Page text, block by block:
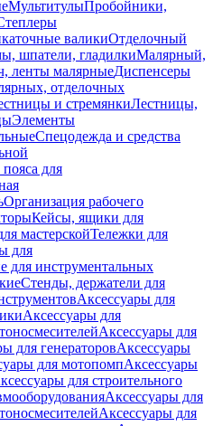
МультитулыПробойники,
валикиОтделочный
шпатели, гладилкиМалярный,
ленты малярныеДиспенсеры
отделочных
и стремянкиЛестницы,
Элементы
Спецодежда и средства
для
Организация рабочего
Кейсы, ящики для
мастерскойТележки для
для
для инструментальных
Стенды, держатели для
Аксессуары для
Аксессуары для
Аксессуары для
для генераторовАксессуары
для мотопомпАксессуары
для строительного
Аксессуары для
Аксессуары для